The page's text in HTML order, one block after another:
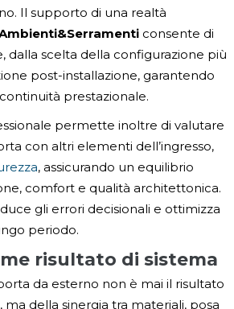
Il supporto di una realtà
consente di
dalla scelta della configurazione più
post-installazione, garantendo
prestazionale.
permette inoltre di valutare
con altri elementi dell’ingresso,
, assicurando un equilibrio
comfort e qualità architettonica.
gli errori decisionali e ottimizza
periodo.
risultato di sistema
da esterno non è mai il risultato
della sinergia tra materiali, posa